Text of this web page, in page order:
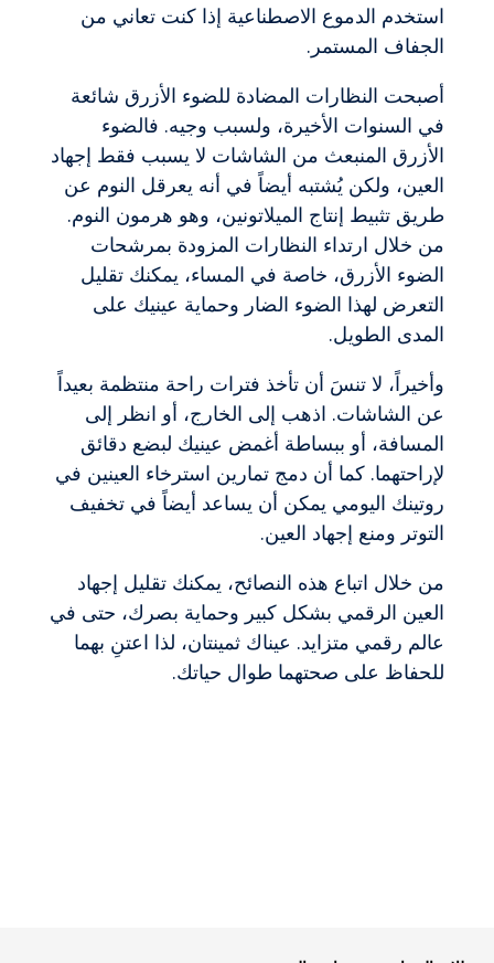
استخدم الدموع الاصطناعية إذا كنت تعاني من
الجفاف المستمر.
أصبحت النظارات المضادة للضوء الأزرق شائعة
في السنوات الأخيرة، ولسبب وجيه. فالضوء
الأزرق المنبعث من الشاشات لا يسبب فقط إجهاد
العين، ولكن يُشتبه أيضاً في أنه يعرقل النوم عن
طريق تثبيط إنتاج الميلاتونين، وهو هرمون النوم.
من خلال ارتداء النظارات المزودة بمرشحات
الضوء الأزرق، خاصة في المساء، يمكنك تقليل
التعرض لهذا الضوء الضار وحماية عينيك على
المدى الطويل.
وأخيراً، لا تنسَ أن تأخذ فترات راحة منتظمة بعيداً
عن الشاشات. اذهب إلى الخارج، أو انظر إلى
المسافة، أو ببساطة أغمض عينيك لبضع دقائق
لإراحتهما. كما أن دمج تمارين استرخاء العينين في
روتينك اليومي يمكن أن يساعد أيضاً في تخفيف
التوتر ومنع إجهاد العين.
من خلال اتباع هذه النصائح، يمكنك تقليل إجهاد
العين الرقمي بشكل كبير وحماية بصرك، حتى في
عالم رقمي متزايد. عيناك ثمينتان، لذا اعتنِ بهما
للحفاظ على صحتهما طوال حياتك.